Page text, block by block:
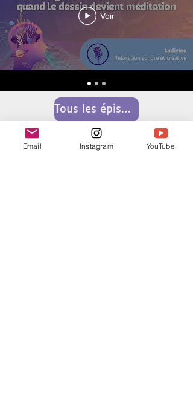
Voir
Tous les épisodes
Email Instagram YouTube